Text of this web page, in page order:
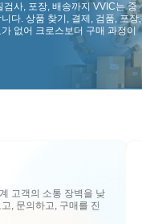
사, 포장, 배송까지 VVIC는 중
다. 상품 찾기, 결제, 검품, 포장,
없어 크로스보더 구매 과정이
고객의 소통 장벽을 낮
, 문의하고, 구매를 진